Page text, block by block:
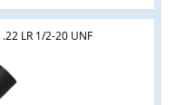
LR 1/2-20 UNF